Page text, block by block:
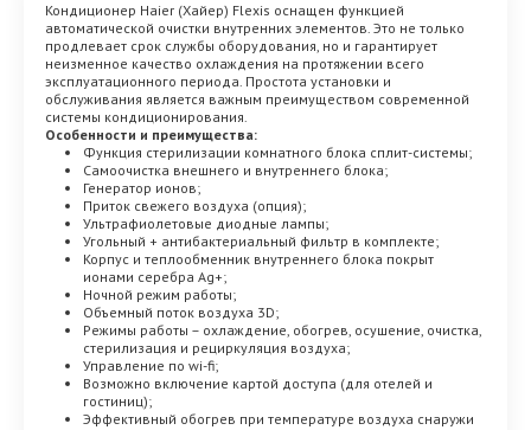
Кондиционер Haier (Хайер) Flexis оснащен функцией
автоматической очистки внутренних элементов. Это не только
продлевает срок службы оборудования, но и гарантирует
неизменное качество охлаждения на протяжении всего
эксплуатационного периода. Простота установки и
обслуживания является важным преимуществом современной
системы кондиционирования.
Особенности и преимущества:
Функция стерилизации комнатного блока сплит-системы;
Самоочистка внешнего и внутреннего блока;
Генератор ионов;
Приток свежего воздуха (опция);
Ультрафиолетовые диодные лампы;
Угольный + антибактериальный фильтр в комплекте;
Корпус и теплообменник внутреннего блока покрыт
ионами серебра Ag+;
Ночной режим работы;
Объемный поток воздуха 3D;
Режимы работы – охлаждение, обогрев, осушение, очистка,
стерилизация и рециркуляция воздуха;
Управление по wi-fi;
Возможно включение картой доступа (для отелей и
гостиниц);
Эффективный обогрев при температуре воздуха снаружи